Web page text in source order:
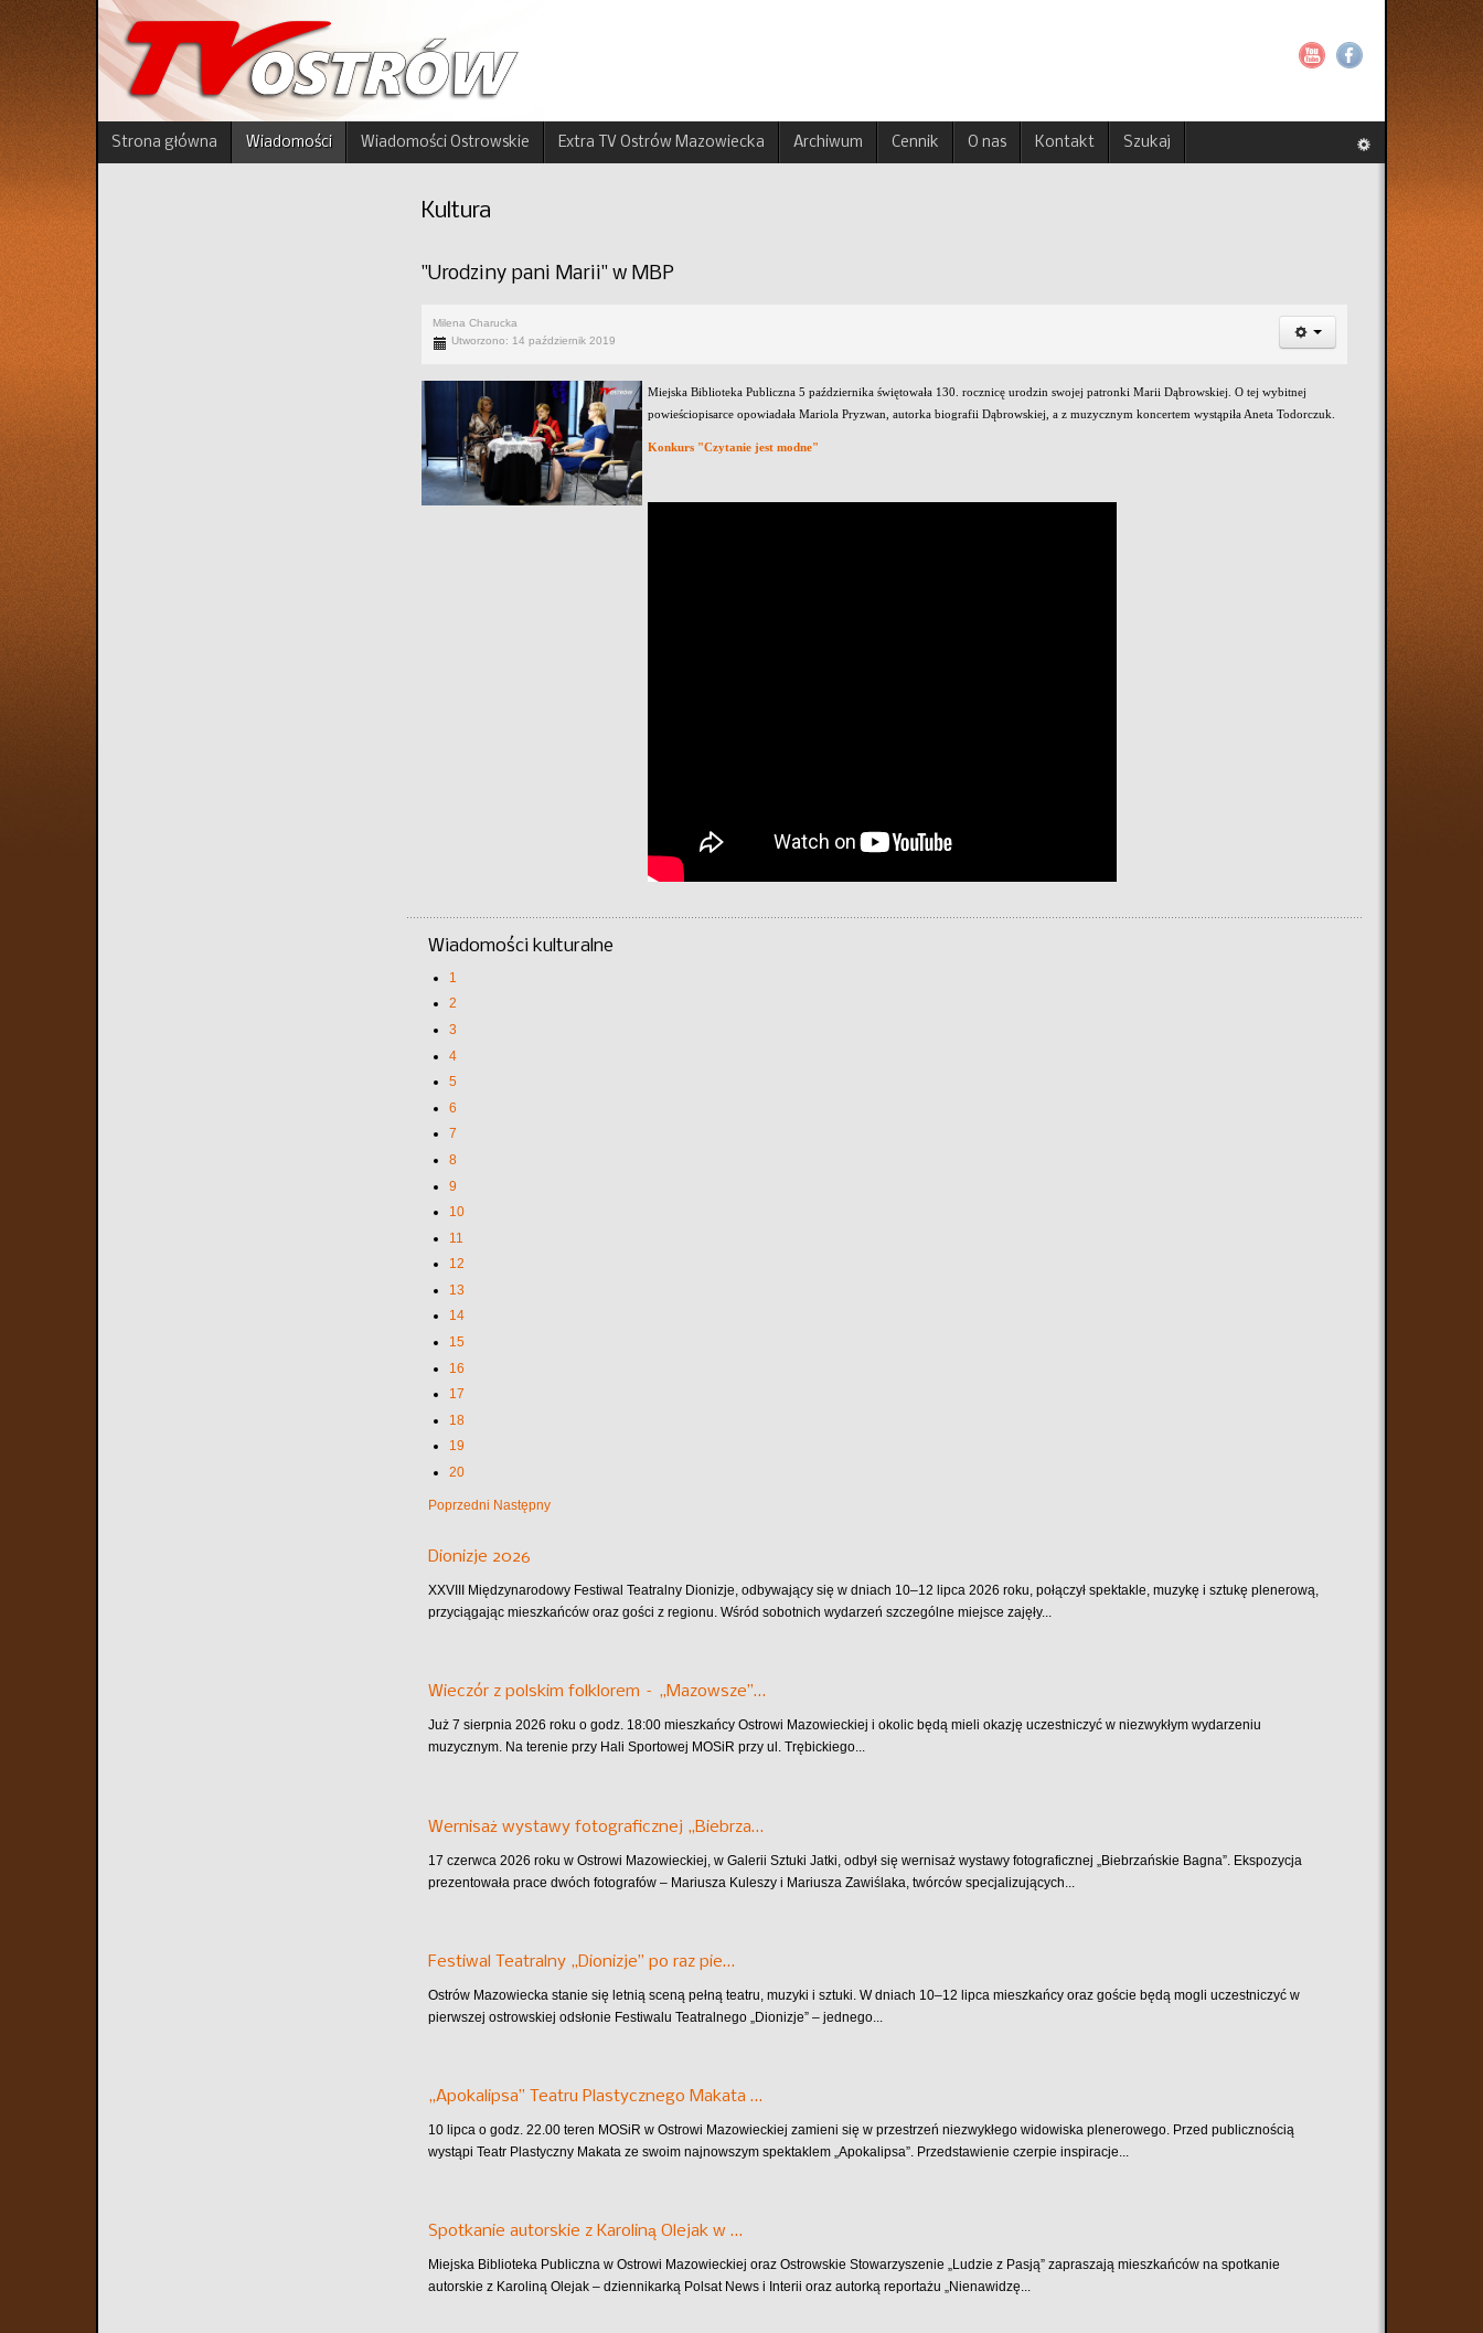
Strona główna Wiadomości Wiadomości Ostrowskie Extra TV Ostrów Mazowiecka Archiwum Cennik O nas Kontakt Szukaj
Kultura
"Urodziny pani Marii" w MBP
Milena Charucka
Utworzono: 14 październik 2019
Miejska Biblioteka Publiczna 5 października świętowała 130. rocznicę urodzin swojej patronki Marii Dąbrowskiej. O tej wybitnej
powieściopisarce opowiadała Mariola Pryzwan, autorka biografii Dąbrowskiej, a z muzycznym koncertem wystąpiła Aneta Todorczuk.
Konkurs "Czytanie jest modne"
Wiadomości kulturalne
1
2
3
4
5
6
7
8
9
10
11
12
13
14
15
16
17
18
19
20
Poprzedni Następny
Dionizje 2026
XXVIII Międzynarodowy Festiwal Teatralny Dionizje, odbywający się w dniach 10–12 lipca 2026 roku, połączył spektakle, muzykę i sztukę plenerową,
przyciągając mieszkańców oraz gości z regionu. Wśród sobotnich wydarzeń szczególne miejsce zajęły...
Wieczór z polskim folklorem – „Mazowsze”…
Już 7 sierpnia 2026 roku o godz. 18:00 mieszkańcy Ostrowi Mazowieckiej i okolic będą mieli okazję uczestniczyć w niezwykłym wydarzeniu
muzycznym. Na terenie przy Hali Sportowej MOSiR przy ul. Trębickiego...
Wernisaż wystawy fotograficznej „Biebrza…
17 czerwca 2026 roku w Ostrowi Mazowieckiej, w Galerii Sztuki Jatki, odbył się wernisaż wystawy fotograficznej „Biebrzańskie Bagna”. Ekspozycja
prezentowała prace dwóch fotografów – Mariusza Kuleszy i Mariusza Zawiślaka, twórców specjalizujących...
Festiwal Teatralny „Dionizje” po raz pie…
Ostrów Mazowiecka stanie się letnią sceną pełną teatru, muzyki i sztuki. W dniach 10–12 lipca mieszkańcy oraz goście będą mogli uczestniczyć w
pierwszej ostrowskiej odsłonie Festiwalu Teatralnego „Dionizje” – jednego...
„Apokalipsa” Teatru Plastycznego Makata …
10 lipca o godz. 22.00 teren MOSiR w Ostrowi Mazowieckiej zamieni się w przestrzeń niezwykłego widowiska plenerowego. Przed publicznością
wystąpi Teatr Plastyczny Makata ze swoim najnowszym spektaklem „Apokalipsa”. Przedstawienie czerpie inspiracje...
Spotkanie autorskie z Karoliną Olejak w …
Miejska Biblioteka Publiczna w Ostrowi Mazowieckiej oraz Ostrowskie Stowarzyszenie „Ludzie z Pasją” zapraszają mieszkańców na spotkanie
autorskie z Karoliną Olejak – dziennikarką Polsat News i Interii oraz autorką reportażu „Nienawidzę...